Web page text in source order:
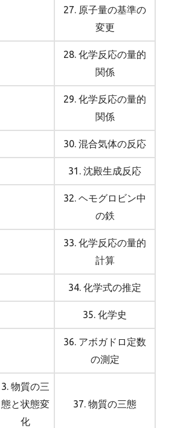
27. 原子量の基準の
変更
28. 化学反応の量的
関係
29. 化学反応の量的
関係
30. 混合気体の反応
31. 沈殿生成反応
32. ヘモグロビン中
の鉄
33. 化学反応の量的
計算
34. 化学式の推定
35. 化学史
36. アボガドロ定数
の測定
3. 物質の三
態と状態変
化
37. 物質の三態